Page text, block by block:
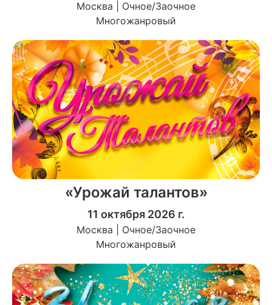
Москва | Очное/Заочное
Многожанровый
«Урожай талантов»
11 октября 2026 г.
Москва | Очное/Заочное
Многожанровый